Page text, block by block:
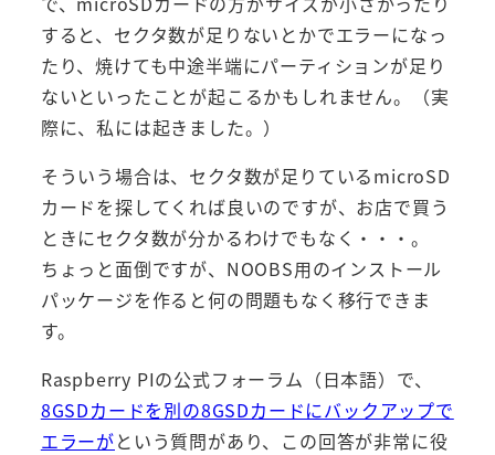
すると、セクタ数が足りないとかでエラーになっ
たり、焼けても中途半端にパーティションが足り
ないといったことが起こるかもしれません。（実
際に、私には起きました。）
そういう場合は、セクタ数が足りているmicroSD
カードを探してくれば良いのですが、お店で買う
ときにセクタ数が分かるわけでもなく・・・。
ちょっと面倒ですが、NOOBS用のインストール
パッケージを作ると何の問題もなく移行できま
す。
Raspberry PIの公式フォーラム（日本語）で、
8GSDカードを別の8GSDカードにバックアップで
エラーがという質問があり、この回答が非常に役